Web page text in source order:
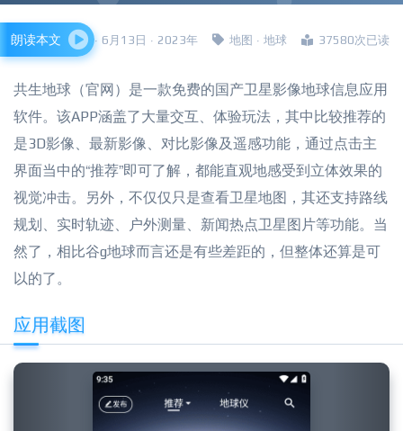
四哥 · 6月13日 · 2023年 地图 · 地球 37580次已读
朗读本文
共生地球（官网）是一款免费的国产卫星影像地球信息应用
软件。该APP涵盖了大量交互、体验玩法，其中比较推荐的
是3D影像、最新影像、对比影像及遥感功能，通过点击主
界面当中的“推荐”即可了解，都能直观地感受到立体效果的
视觉冲击。另外，不仅仅只是查看卫星地图，其还支持路线
规划、实时轨迹、户外测量、新闻热点卫星图片等功能。当
然了，相比谷g地球而言还是有些差距的，但整体还算是可
以的了。
应用截图
Previous Next